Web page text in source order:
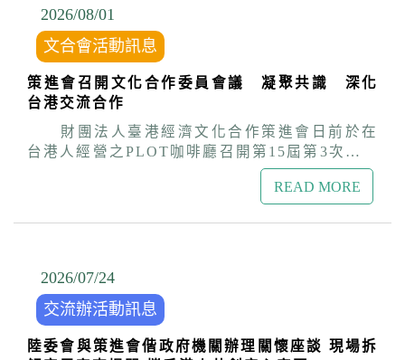
2026/08/01
文合會活動訊息
策進會召開文化合作委員會議 凝聚共識 深化
台港交流合作
財團法人臺港經濟文化合作策進會日前於在
台港人經營之PLOT咖啡廳召開第15屆第3次文化
合作委員會議，策進會賴秀如董事長感謝所有文
合會委員發揮不同領域專業意見與影響力，累積
核心目的在於透過文化活動建立維繫兩地民間情
誼，期盼透過文合會建立台港文化網絡，讓更多
香港朋友認識台灣豐富的文化底蘊與多元的社會
樣貌，促進相互理解。 策進會秘書長盧長水
表示，今年文合會除在台北國際書展設置香港專
READ MORE
2026/07/24
交流辦活動訊息
陸委會與策進會偕政府機關辦理關懷座談 現場拆